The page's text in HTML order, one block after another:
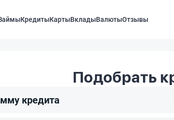
КредитыКартыВкладыВалютыОтзывы
Подобрать
кредита